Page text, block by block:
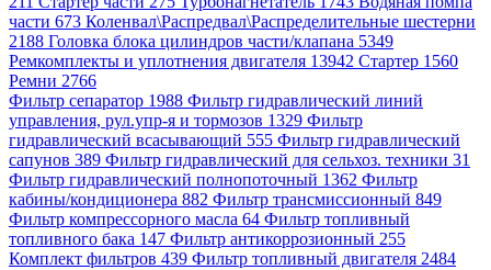
части 673 Коленвал\Распредвал\Распределительные шестерни
2188 Головка блока цилиндров части/клапана 5349
Ремкомплекты и уплотнения двигателя 13942 Стартер 1560
Ремни 2766
Фильтр сепаратор 1988 Фильтр гидравлический линий
управления, рул.упр-я и тормозов 1329 Фильтр
гидравлический всасывающий 555 Фильтр гидравлический
сапунов 389 Фильтр гидравлический для сельхоз. техники 31
Фильтр гидравлический полнопоточный 1362 Фильтр
кабины/кондиционера 882 Фильтр трансмиссионный 849
Фильтр компрессорного масла 64 Фильтр топливный
топливного бака 147 Фильтр антикоррозионный 255
Комплект фильтров 439 Фильтр топливный двигателя 2484